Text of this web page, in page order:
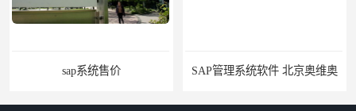
SAP管理系统软件 北京奥维奥